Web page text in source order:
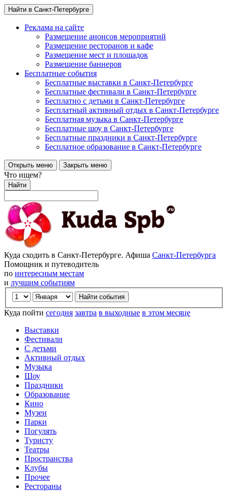
Найти в Санкт-Петербурге
Реклама на сайте
Размещение анонсов мероприятий
Размещение ресторанов и кафе
Размещение мест и площадок
Размещение баннеров
Бесплатные события
Бесплатные выставки в Санкт-Петербурге
Бесплатные фестивали в Санкт-Петербурге
Бесплатно с детьми в Санкт-Петербурге
Бесплатный активный отдых в Санкт-Петербурге
Бесплатная музыка в Санкт-Петербурге
Бесплатные шоу в Санкт-Петербурге
Бесплатные праздники в Санкт-Петербурге
Бесплатное образование в Санкт-Петербурге
Открыть меню Закрыть меню
Что ищем?
Найти
Куда сходить в Санкт-Петербурге. Афиша Санкт-Петербурга
Помощник и путеводитель
по интересным местам
и лучшим событиям
Куда пойти сегодня завтра в выходные в этом месяце
Выставки
Фестивали
С детьми
Активный отдых
Музыка
Шоу
Праздники
Образование
Кино
Музеи
Парки
Погулять
Туристу
Театры
Пространства
Клубы
Прочее
Рестораны